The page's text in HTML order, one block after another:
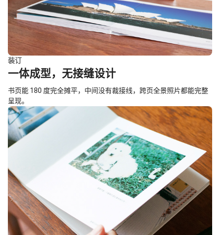
装订
一体成型，无接缝设计
书页能 180 度完全摊平，中间没有裁接线，跨页全景照片都能完整
呈现。